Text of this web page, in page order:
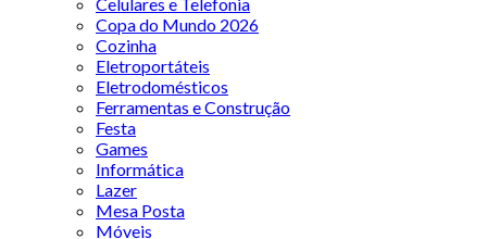
Copa do Mundo 2026
Cozinha
Eletroportáteis
Eletrodomésticos
Ferramentas e Construção
Festa
Games
Informática
Lazer
Mesa Posta
Móveis